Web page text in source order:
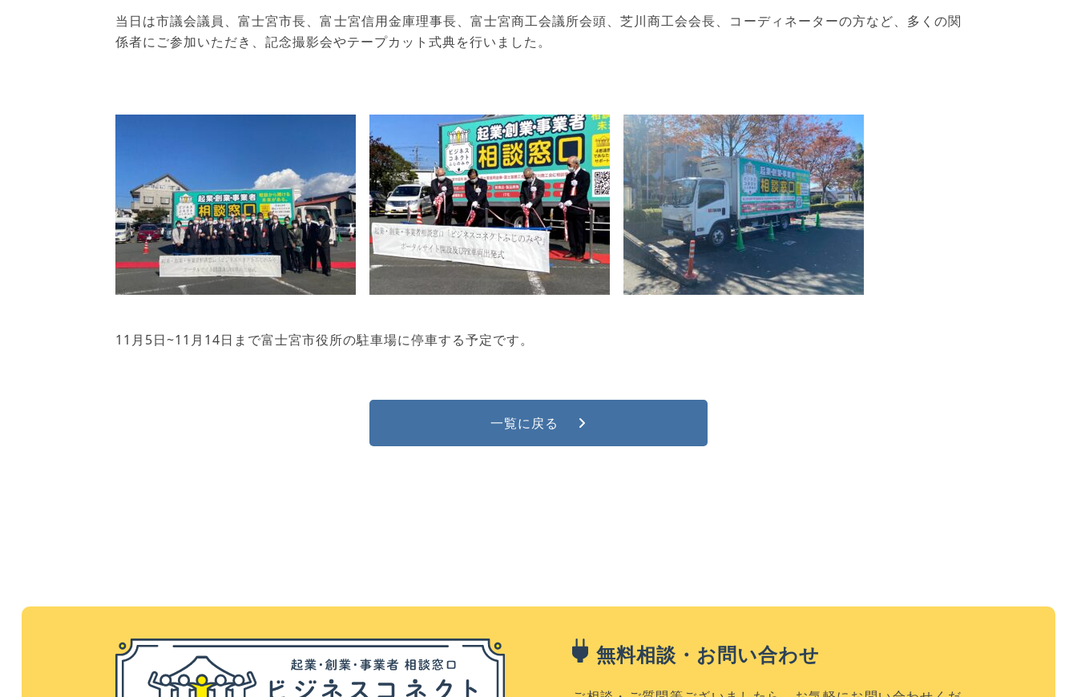
当日は市議会議員、富士宮市長、富士宮信用金庫理事長、富士宮商工会議所会頭、芝川商工会会長、コーディネーターの方など、多くの関
係者にご参加いただき、記念撮影会やテープカット式典を行いました。
11月5日~11月14日まで富士宮市役所の駐車場に停車する予定です。
一覧に戻る
無料相談・お問い合わせ